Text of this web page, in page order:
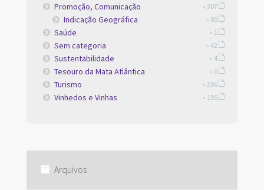
Promoção, Comunicação » 307
Indicação Geográfica » 90
Saúde » 1
Sem categoria » 42
Sustentabilidade » 4
Tesouro da Mata Atlântica » 6
Turismo » 296
Vinhedos e Vinhas » 195
Arquivos